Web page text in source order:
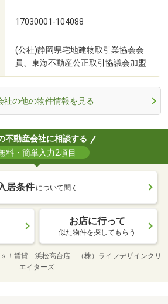
17030001-104088
(公社)静岡県宅地建物取引業協会会
員、東海不動産公正取引協議会加盟
社の他の物件情報を見る
不動産会社に相談する
料・簡単入力2項目
居条件 について聞く
お店に行って
似た物件を探してもらう
ｓ！賃貸 浜松高台店 （株）ライフデザインクリ
エイターズ